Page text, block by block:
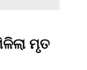
ମୃତ